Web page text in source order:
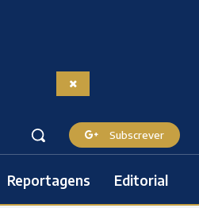
Subscrever
Reportagens Editorial